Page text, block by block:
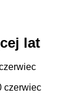
lat
czerwiec